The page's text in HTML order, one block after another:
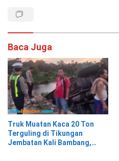
Baca Juga
Truk Muatan Kaca 20 Ton
Terguling di Tikungan
Jembatan Kali Bambang,